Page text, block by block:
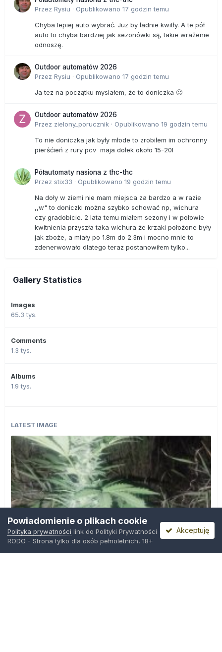
Przez Rysiu · Opublikowano 17 godzin temu
Chyba lepiej auto wybrać. Juz by ładnie kwitły. A te pół
auto to chyba bardziej jak sezonówki są, takie wrażenie
odnoszę.
Outdoor automatów 2026
Przez Rysiu · Opublikowano 17 godzin temu
Ja tez na początku myslałem, że to doniczka 🙂
Outdoor automatów 2026
Przez zielony_porucznik · Opublikowano 19 godzin temu
To nie doniczka jak były młode to zrobiłem im ochronny
pierśćień z rury pcv maja dołek około 15-20l
Półautomaty nasiona z thc-thc
Przez stix33 · Opublikowano 19 godzin temu
Na doły w ziemi nie mam miejsca za bardzo a w razie
,,w" to doniczki można szybko schować np, wichura
czy gradobicie. 2 lata temu miałem sezony i w połowie
kwitnienia przyszła taka wichura że krzaki położone były
jak zboże, a miały po 1.8m do 2.3m i mocno mnie to
zdenerwowało dlatego teraz postanowiłem tylko...
Gallery Statistics
Images
65.3 tys.
Comments
1.3 tys.
Albums
1.9 tys.
LATEST IMAGE
Powiadomienie o plikach cookie
Polityka prywatności link do Polityki Prywatności
RODO - Strona tylko dla osób pełnoletnich, 18+
Akceptuję